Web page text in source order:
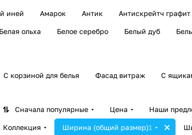
иней Амарок Антик Антискрейтч графит
Белая ольха Белое серебро Белый дуб
С корзиной для белья Фасад витраж С
Сначала популярные Цена Наши
Коллекция Ширина (общий размер)1